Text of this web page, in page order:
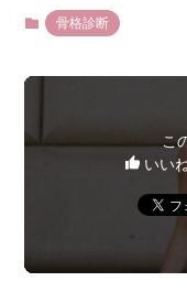
骨格診断
こ
いい